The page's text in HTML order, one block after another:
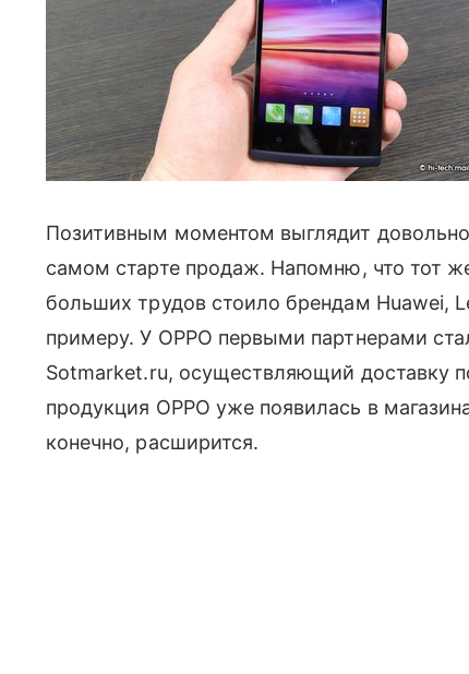
Позитивным моментом выглядит
самом старте продаж. Напомню, что тот
больших трудов стоило брендам Huawei,
примеру. У OPPO первыми партнерами
Sotmarket.ru, осуществляющий доставку
продукция OPPO уже появилась в
конечно, расширится.